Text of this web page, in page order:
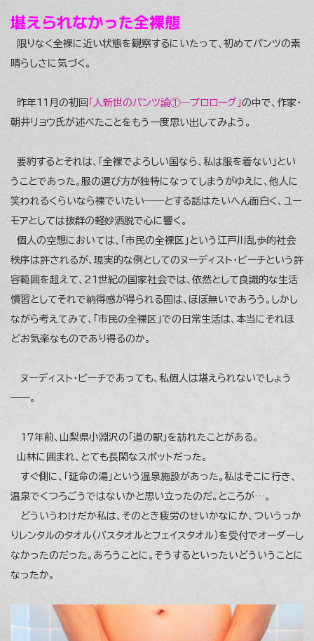
堪えられなかった全裸態
限りなく全裸に近い状態を観察するにいたって、初めてパンツの素
晴らしさに気づく。
昨年11月の初回 「人新世のパンツ論①―プロローグ」 の中で、作家・
朝井リョウ氏が述べたことをもう一度思い出してみよう。
要約するとそれは、「全裸でよろしい国なら、私は服を着ない」とい
うことであった。服の選び方が独特になってしまうがゆえに、他人に
笑われるくらいなら裸でいたい――とする話はたいへん面白く、ユー
モアとしては抜群の軽妙洒脱で心に響く。
個人の空想においては、「市民の全裸区」という江戸川乱歩的社会
秩序は許されるが、現実的な例としてのヌーディスト・ビーチという許
容範囲を超えて、21世紀の国家社会では、依然として良識的な生活
慣習としてそれで納得感が得られる国は、ほぼ無いであろう。しかし
ながら考えてみて、「市民の全裸区」での日常生活は、本当にそれほ
どお気楽なものであり得るのか。
ヌーディスト・ビーチであっても、私個人は堪えられないでしょう
――。
17年前、山梨県小淵沢の「道の駅」を訪れたことがある。
山林に囲まれ、とても長閑なスポットだった。
すぐ側に、「延命の湯」という温泉施設があった。私はそこに行き、
温泉でくつろごうではないかと思い立ったのだ。ところが…。
どういうわけだか私は、そのとき疲労のせいかなにか、ついうっか
りレンタルのタオル（バスタオルとフェイスタオル）を受付でオーダーし
なかったのだった。あろうことに。そうするといったいどういうことに
なったか。